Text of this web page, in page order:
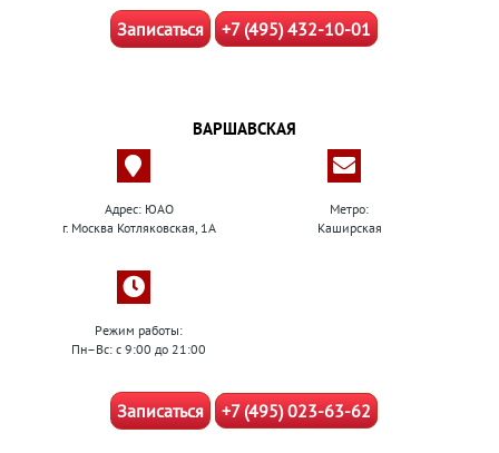
Записаться +7 (495) 432-10-01
ВАРШАВСКАЯ
Адрес: ЮАО
г. Москва Котляковская, 1А
Метро:
Каширская
Режим работы:
Пн–Вс: с 9:00 до 21:00
Записаться +7 (495) 023-63-62